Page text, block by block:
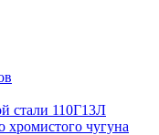
стали 110Г13Л
хромистого чугуна